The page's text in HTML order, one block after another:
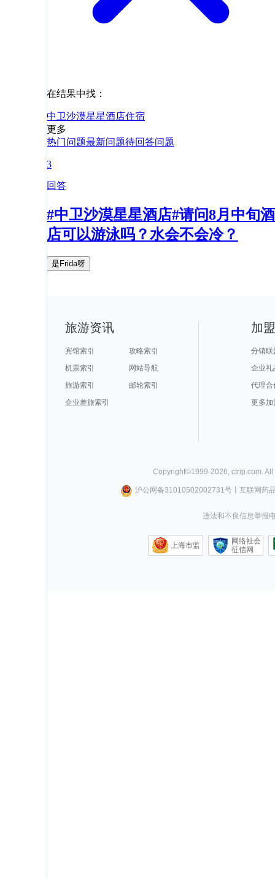
在结果中找：
中卫沙漠星星酒店住宿
更多
热门问题最新问题待回答问题
3
回答
#中卫沙漠星星酒店#请问8月中旬酒
店可以游泳吗？水会不会冷？
是Frida呀
旅游资讯
宾馆索引
攻略索引
机票索引
网站导航
旅游索引
邮轮索引
企业差旅索引
加
分销联
企业礼
代理合
更多加
Copyright©1999-2026 ctrip.com .
沪公网备31010502002731号丨 互联网药
违法和不良信息举报
上海市监
网络社会
征信网